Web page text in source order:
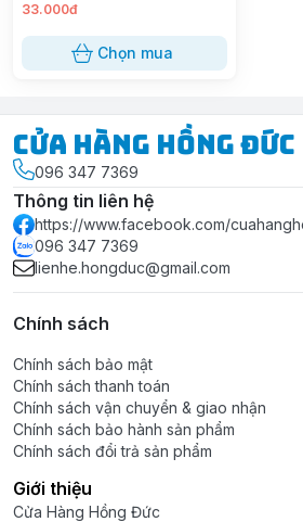
33.000đ
Chọn mua
Cửa Hàng Hồng Đức
096 347 7369
Thông tin liên hệ
https://www.facebook.com/
096 347 7369
lienhe.hongduc@gmail.com
Chính sách
Chính sách bảo mật
Chính sách thanh toán
Chính sách vận chuyển & giao nhận
Chính sách bảo hành sản phẩm
Chính sách đổi trả sản phẩm
Giới thiệu
Cửa Hàng Hồng Đức